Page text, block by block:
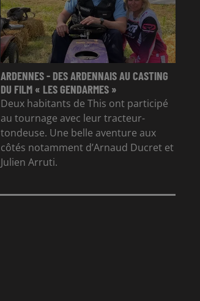
ARDENNES - DES ARDENNAIS AU CASTING
DU FILM « LES GENDARMES »
Deux habitants de This ont participé
au tournage avec leur tracteur-
tondeuse. Une belle aventure aux
côtés notamment d’Arnaud Ducret et
Julien Arruti.